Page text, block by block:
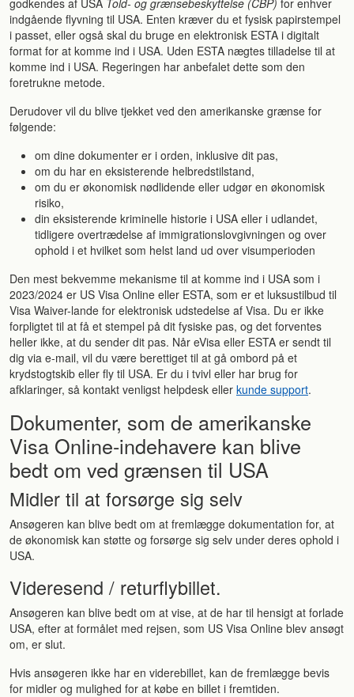
godkendes af USA Told- og grænsebeskyttelse (CBP) for enhver
indgående flyvning til USA. Enten kræver du et fysisk papirstempel
i passet, eller også skal du bruge en elektronisk ESTA i digitalt
format for at komme ind i USA. Uden ESTA nægtes tilladelse til at
komme ind i USA. Regeringen har anbefalet dette som den
foretrukne metode.
Derudover vil du blive tjekket ved den amerikanske grænse for
følgende:
om dine dokumenter er i orden, inklusive dit pas,
om du har en eksisterende helbredstilstand,
om du er økonomisk nødlidende eller udgør en økonomisk
risiko,
din eksisterende kriminelle historie i USA eller i udlandet,
tidligere overtrædelse af immigrationslovgivningen og over
ophold i et hvilket som helst land ud over visumperioden
Den mest bekvemme mekanisme til at komme ind i USA som i
2023/2024 er US Visa Online eller ESTA, som er et luksustilbud til
Visa Waiver-lande for elektronisk udstedelse af Visa. Du er ikke
forpligtet til at få et stempel på dit fysiske pas, og det forventes
heller ikke, at du sender dit pas. Når eVisa eller ESTA er sendt til
dig via e-mail, vil du være berettiget til at gå ombord på et
krydstogtskib eller fly til USA. Er du i tvivl eller har brug for
afklaringer, så kontakt venligst helpdesk eller kunde support.
Dokumenter, som de amerikanske
Visa Online-indehavere kan blive
bedt om ved grænsen til USA
Midler til at forsørge sig selv
Ansøgeren kan blive bedt om at fremlægge dokumentation for, at
de økonomisk kan støtte og forsørge sig selv under deres ophold i
USA.
Videresend / returflybillet.
Ansøgeren kan blive bedt om at vise, at de har til hensigt at forlade
USA, efter at formålet med rejsen, som US Visa Online blev ansøgt
om, er slut.
Hvis ansøgeren ikke har en viderebillet, kan de fremlægge bevis
for midler og mulighed for at købe en billet i fremtiden.